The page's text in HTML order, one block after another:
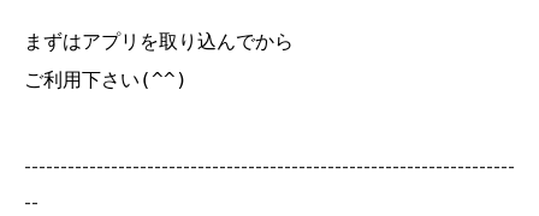
まずはアプリを取り込んでから
ご利用下さい(^^)
--------------------------------------------------------------------
--